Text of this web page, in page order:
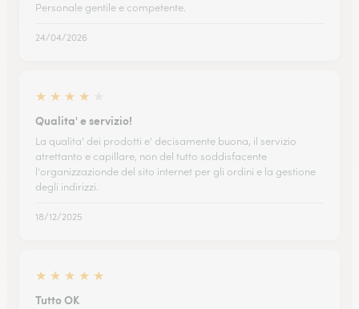
Personale gentile e competente.
24/04/2026
★ ★ ★ ★
Qualita' e servizio!
La qualita' dei prodotti e' decisamente buona, il servizio
atrettanto e capillare, non del tutto soddisfacente
l'organizzazionde del sito internet per gli ordini e la gestione
degli indirizzi.
18/12/2025
★ ★ ★ ★ ★
Tutto OK